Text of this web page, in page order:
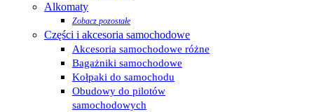
Alkomaty
Zobacz pozostałe
Części i akcesoria samochodowe
Akcesoria samochodowe różne
Bagażniki samochodowe
Kołpaki do samochodu
Obudowy do pilotów
samochodowych